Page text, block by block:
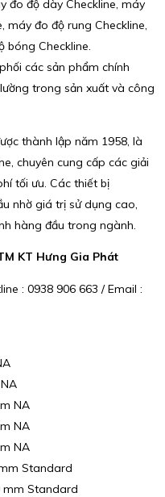
đo độ dày Checkline, máy
máy đo độ rung Checkline,
bóng Checkline.
các sản phẩm chính
trong sản xuất và công
thành lập năm 1958, là
chuyên cung cấp các giải
tối ưu. Các thiết bị
nhờ giá trị sử dụng cao,
hàng đầu trong ngành.
KT Hưng Gia Phát
: 0938 906 663 / Email :
NA
NA
NA
Standard
mm Standard